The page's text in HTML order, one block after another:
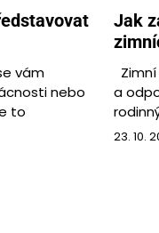
vám
nebo
to
Jak
a
23. 10.